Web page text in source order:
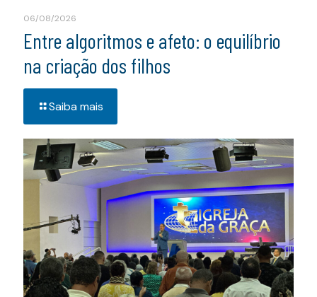
06/08/2026
Entre algoritmos e afeto: o equilíbrio
na criação dos filhos
Saiba mais